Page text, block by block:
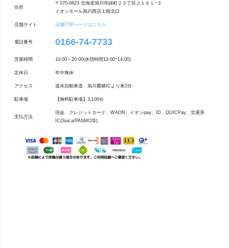
住所
〒070-0823 北海道旭川市緑町２３丁目２１６１−３
イオンモール旭川西店１階北口
店舗サイト 店舗TOPぺージはこちら
電話番号 0166-74-7733
営業時間 10:00～20:00(休憩時間13:00~14:00)
定休日 年中無休
アクセス 道央自動車道 旭川鷹栖ICより車2分
駐車場 【無料駐車場】3,100台
支払方法
現金、クレジットカード、WAON、イオンpay、ID、QUICPay、交通系
IC(Suica/PASMO等)